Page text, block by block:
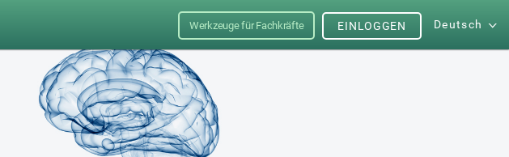
Werkzeuge für Fachkräfte Deutsch
EINLOGGEN